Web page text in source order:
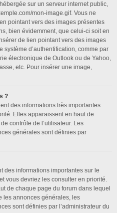
sur un serveur internet public,
mon-image.gif. Vous ne
pointant vers des images présentes
bien évidemment, que celui-ci soit en
de lien pointant vers des images
d’authentification, comme par
électronique de Outlook ou de Yahoo,
etc. Pour insérer une image,
?
des informations très importantes
Elles apparaissent en haut de
contrôle de l’utilisateur. Les
générales sont définies par
des informations importantes sur le
vous devriez les consulter en priorité.
de chaque page du forum dans lequel
les annonces générales, les
sont définies par l’administrateur du